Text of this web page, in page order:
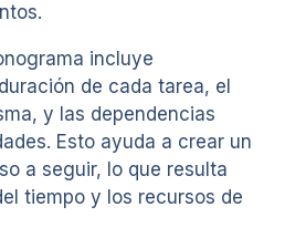
incluye
de cada tarea, el
y las dependencias
Esto ayuda a crear un
a seguir, lo que resulta
tiempo y los recursos de